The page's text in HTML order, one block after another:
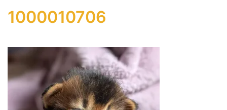
1000010706